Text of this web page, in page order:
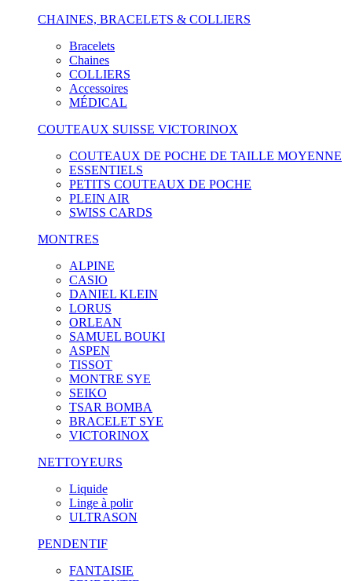
CHAINES, BRACELETS & COLLIERS
Bracelets
Chaines
COLLIERS
Accessoires
MÉDICAL
COUTEAUX SUISSE VICTORINOX
COUTEAUX DE POCHE DE TAILLE MOYENNE
ESSENTIELS
PETITS COUTEAUX DE POCHE
PLEIN AIR
SWISS CARDS
MONTRES
ALPINE
CASIO
DANIEL KLEIN
LORUS
ORLEAN
SAMUEL BOUKI
ASPEN
TISSOT
MONTRE SYE
SEIKO
TSAR BOMBA
BRACELET SYE
VICTORINOX
NETTOYEURS
Liquide
Linge à polir
ULTRASON
PENDENTIF
FANTAISIE